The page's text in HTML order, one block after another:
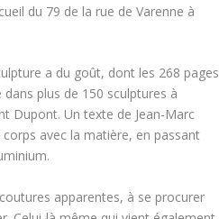
du 79 de la rue de Varenne à
a du goût, dont les 268 pages
plus de 150 sculptures à
Dupont. Un texte de Jean-Marc
avec la matière, en passant
apparentes, à se procurer